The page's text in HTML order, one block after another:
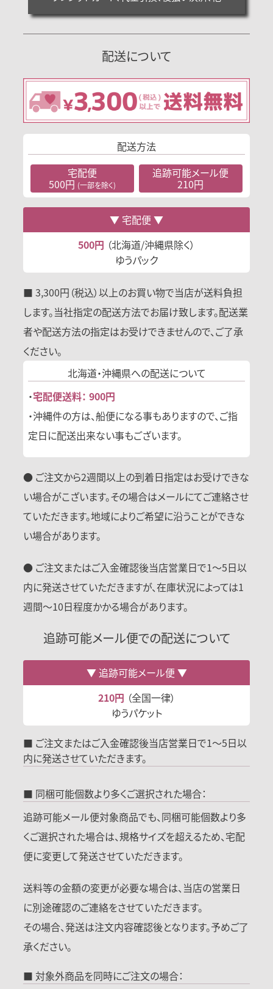
配送について
配送方法
宅配便
500円 (一部を除く)
追跡可能メール便
210円
宅配便
500円 （北海道/沖縄県除く）
ゆうパック
■ 3,300円（税込）以上のお買い物で当店が送料負担
します。当社指定の配送方法でお届け致します。配送業
者や配送方法の指定はお受けできませんので、ご了承
ください。
北海道・沖縄県への配送について
・宅配便送料： 900円
・沖縄件の方は、船便になる事もありますので、ご指
定日に配送出来ない事もございます。
● ご注文から2週間以上の到着日指定はお受けできな
い場合がこざいます。その場合はメールにてご連絡させ
ていただきます。地域によりご希望に沿うことができな
い場合があります。
● ご注文またはご入金確認後当店営業日で1〜5日以
内に発送させていただきますが、在庫状況によっては1
週間〜10日程度かかる場合があります。
追跡可能メール便での配送について
追跡可能メール便
210円 （全国一律）
ゆうパケット
■ ご注文またはご入金確認後当店営業日で1～5日以
内に発送させていただきます。
■ 同梱可能個数より多くご選択された場合：
追跡可能メール便対象商品でも、同梱可能個数より多
くご選択された場合は、規格サイズを超えるため、宅配
便に変更して発送させていただきます。
送料等の金額の変更が必要な場合は、当店の営業日
に別途確認のご連絡をさせていただきます。
その場合、発送は注文内容確認後となります。予めご了
承ください。
■ 対象外商品を同時にご注文の場合：